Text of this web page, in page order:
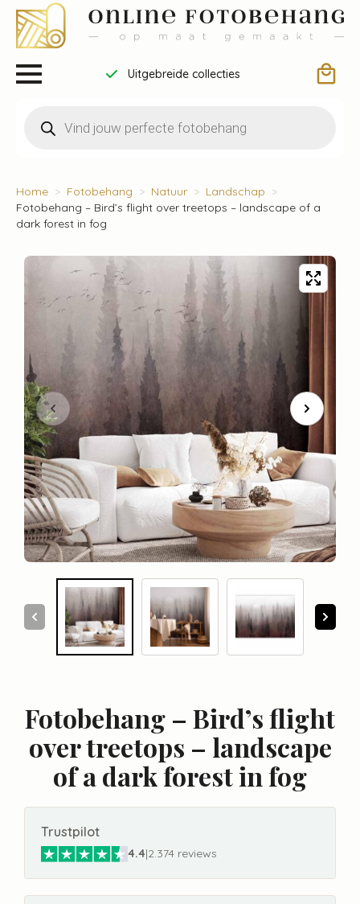
Uitgebreide collecties
zoeken
Home Fotobehang Natuur
Landschap
Fotobehang – Bird’s flight over treetops – landscape of a
dark forest in fog
Fotobehang – Bird’s flight
over treetops – landscape
of a dark forest in fog
Trustpilot
4.4|2.374 reviews